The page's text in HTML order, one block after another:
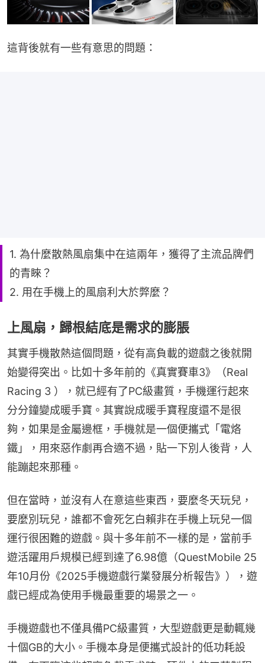
這背後就有一些有意思的問題：
1. 為什麼散熱風扇集中在這兩年，獲得了主流品牌們
的青睞？
2. 用在手機上的風扇利大於弊麼？
上風扇，歸根結底是需求的膨脹
其實手機散熱這個問題，從有高負載的遊戲之後就開
始變得突出。比如十多年前的《真實賽車3》（Real
Racing 3 ），就已經有了PC級畫質，手機運行起來
分分鐘變成暖手寶。其實說成暖手寶程度還不是很
夠，如果是金屬邊框，手機就是一個便攜式「電烙
鐵」，用來惡作劇再合適不過，貼一下別人後背，人
能蹦起來那種。
但在當時，並沒有人在意這些東西，要麼冬天玩兒，
要麼別玩兒，誰都不會死乞白賴非在手機上玩兒一個
運行很困難的遊戲。與十多年前不一樣的是，當前手
遊活躍用戶規模已經到達了6.98億（QuestMobile 25
年10月份《2025手機遊戲行業發展分析報告》），遊
戲已經成為使用手機最重要的場景之一。
手機遊戲也不僅具備PC級畫質，大型遊戲更是動輒幾
十個GB的大小。手機本身是便攜式設計的低功耗設